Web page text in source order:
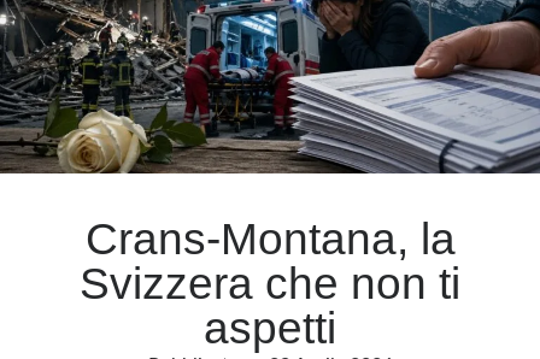
Crans-Montana, la
Svizzera che non ti
aspetti